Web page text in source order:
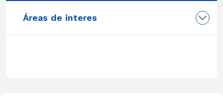
Áreas de interes